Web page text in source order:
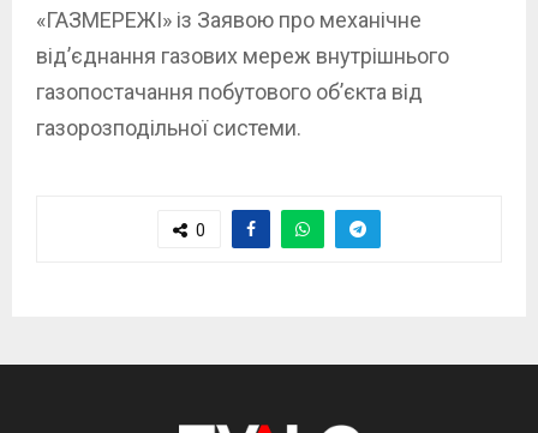
«ГАЗМЕРЕЖІ» із Заявою про механічне
від’єднання газових мереж внутрішнього
газопостачання побутового об’єкта від
газорозподільної системи.
0